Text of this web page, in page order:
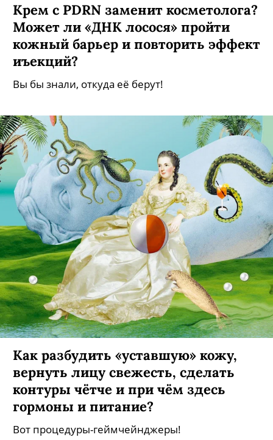
Крем с PDRN заменит косметолога?
Может ли «ДНК лосося» пройти
кожный барьер и повторить эффект
иъекций?
Вы бы знали, откуда её берут!
Как разбудить «уставшую» кожу,
вернуть лицу свежесть, сделать
контуры чётче и при чём здесь
гормоны и питание?
Вот процедуры-геймчейнджеры!